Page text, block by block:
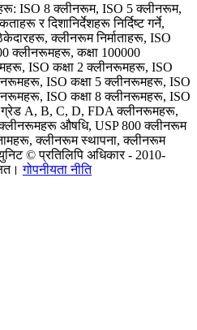
ISO 8 क्लीनरूम, ISO 5 क्लीनरूम,
र दिशानिर्देशहरू निर्दिष्ट गर्ने,
क्लीनरूम निर्माताहरू, ISO
क्लीनरूमहरू, कक्षा 100000
ISO कक्षा 2 क्लीनरूमहरू, ISO
ISO कक्षा 5 क्लीनरूमहरू, ISO
ISO कक्षा 8 क्लीनरूमहरू, ISO
A, B, C, D, FDA क्लीनरूमहरू,
औषधि, USP 800 क्लीनरूम
क्लीनरूम स्थापना, क्लीनरूम
© प्रतिलिपि अधिकार - 2010-
गोपनीयता नीति